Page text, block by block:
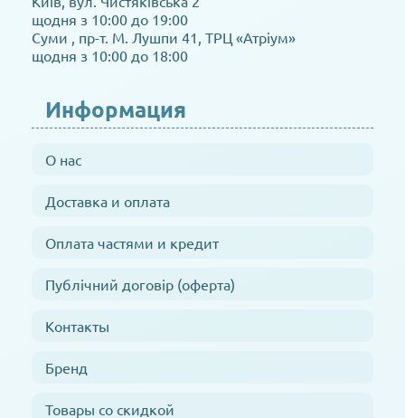
щодня з 10:00 до 19:00
Суми , пр-т. М. Лушпи 41, ТРЦ «Атріум»
щодня з 10:00 до 18:00
Информация
О нас
Доставка и оплата
Оплата частями и кредит
Публічний договір (оферта)
Контакты
Бренд
Товары со скидкой